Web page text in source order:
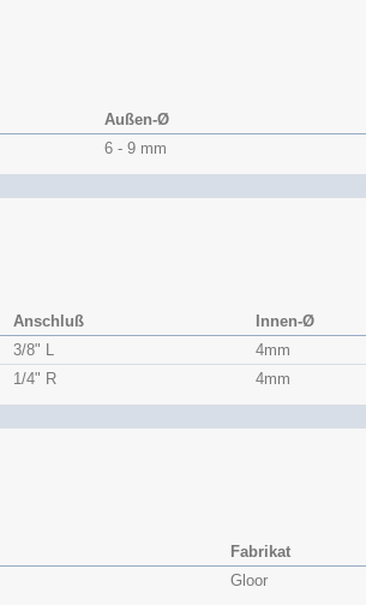
Außen-Ø
6 - 9 mm
Anschluß Innen-Ø
3/8" L 4mm
1/4" R 4mm
Fabrikat
Gloor